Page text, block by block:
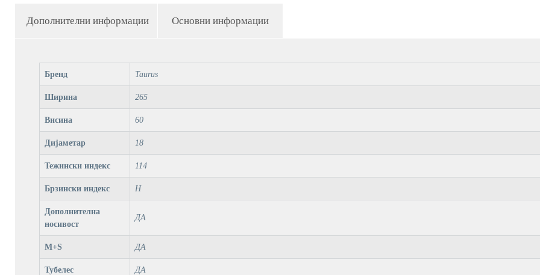
Дополнителни информации Основни информации
Бренд Taurus
Ширина 265
Висина 60
Дијаметар 18
Тежински индекс 114
Брзински индекс H
Дополнителна
носивост
ДА
M+S ДА
Тубелес ДА